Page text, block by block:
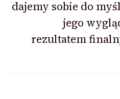
dajemy sobie do
jego
rezultatem